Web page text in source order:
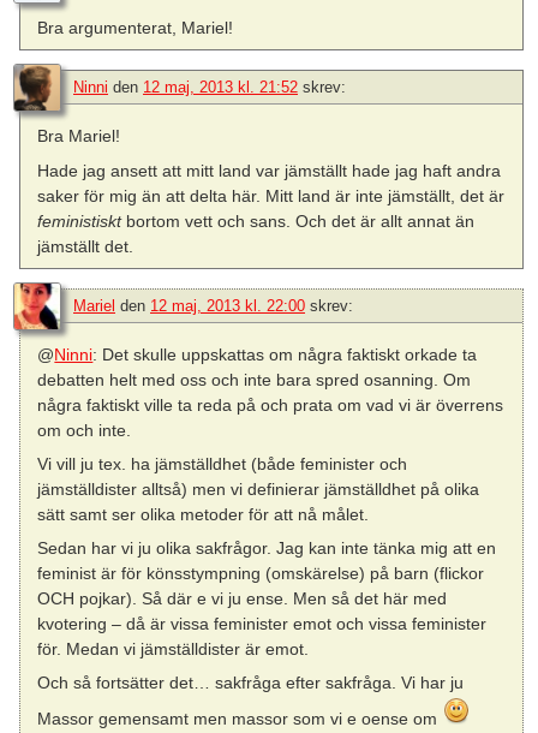
Bra argumenterat, Mariel!
Ninni den 12 maj, 2013 kl. 21:52 skrev:
Bra Mariel!
Hade jag ansett att mitt land var jämställt hade jag haft andra
saker för mig än att delta här. Mitt land är inte jämställt, det är
feministisktbortom vett och sans. Och det är allt annat än
jämställt det.
Mariel den 12 maj, 2013 kl. 22:00 skrev:
@Ninni: Det skulle uppskattas om några faktiskt orkade ta
debatten helt med oss och inte bara spred osanning. Om
några faktiskt ville ta reda på och prata om vad vi är överrens
om och inte.
Vi vill ju tex. ha jämställdhet (både feminister och
jämställdister alltså) men vi definierar jämställdhet på olika
sätt samt ser olika metoder för att nå målet.
Sedan har vi ju olika sakfrågor. Jag kan inte tänka mig att en
feminist är för könsstympning (omskärelse) på barn (flickor
OCH pojkar). Så där e vi ju ense. Men så det här med
kvotering – då är vissa feminister emot och vissa feminister
för. Medan vi jämställdister är emot.
Och så fortsätter det… sakfråga efter sakfråga. Vi har ju
Massor gemensamt men massor som vi e oense om